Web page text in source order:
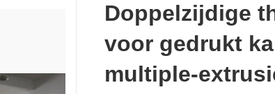
Doppelzijdige
voor gedrukt
multiple-
Doppelzijdige
voor gedrukt
multiple-